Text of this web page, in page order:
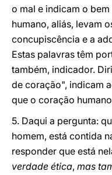
o mal e indicam o
humano, aliás, levam
concupiscência e a
Estas palavras têm
também, indicador.
de coração", indicam
que o coração
5. Daqui a pergunta:
homem, está contida
responder que está
verdade ética, mas